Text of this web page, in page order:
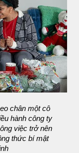
chân một cô
hành công ty
việc trở nên
thức bí mật